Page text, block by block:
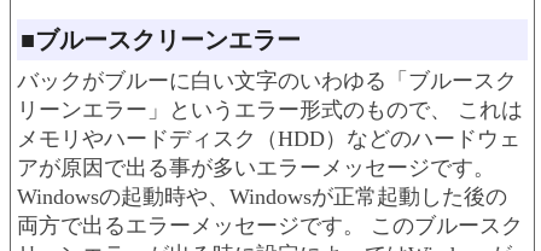
■ブルースクリーンエラー
バックがブルーに白い文字のいわゆる「ブルースク
リーンエラー」というエラー形式のもので、 これは
メモリやハードディスク（HDD）などのハードウェ
アが原因で出る事が多いエラーメッセージです。
Windowsの起動時や、Windowsが正常起動した後の
両方で出るエラーメッセージです。 このブルースク